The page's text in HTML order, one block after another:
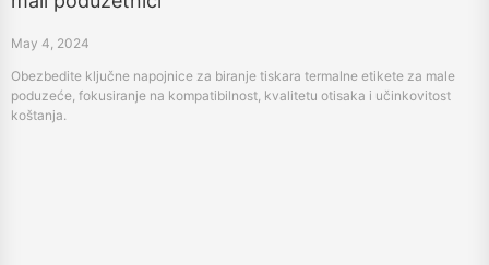
May 4, 2024
Obezbedite ključne napojnice za biranje tiskara termalne etikete za male
poduzeće, fokusiranje na kompatibilnost, kvalitetu otisaka i učinkovitost
koštanja.